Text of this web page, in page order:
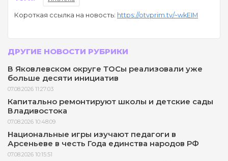
Короткая ссылка на новость: https://otvprim.tv/~wkEIM
ДРУГИЕ НОВОСТИ РУБРИКИ
В Яковлевском округе ТОСы реализовали уже
больше десяти инициатив
07.08.2026 11:27:03
Капитально ремонтируют школы и детские сады
Владивостока
07.08.2026 10:48:09
Национальные игры изучают педагоги в
Арсеньеве в честь Года единства народов РФ
07.08.2026 10:15:51